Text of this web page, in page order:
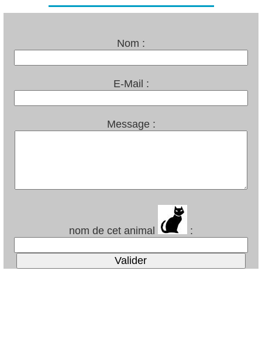
Nom :
E-Mail :
Message :
nom de cet animal :